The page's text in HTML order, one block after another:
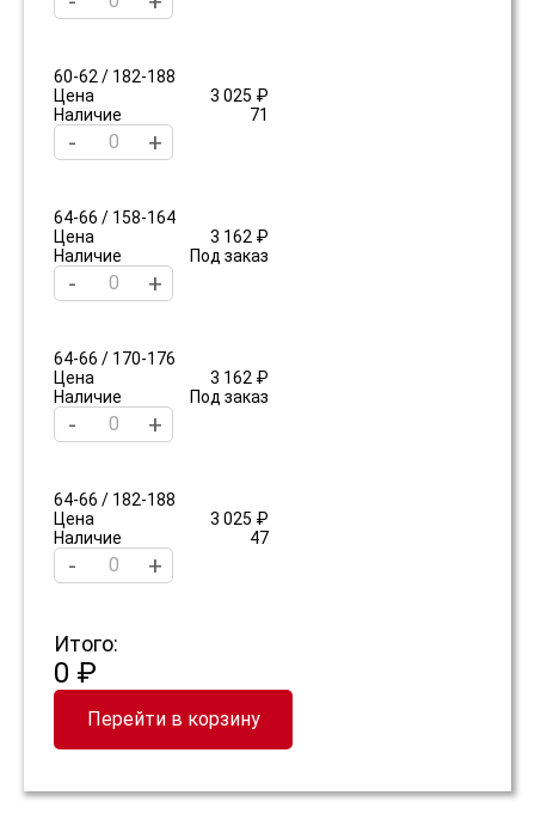
60-62 / 182-188
Цена
3 025 ₽
Наличие
71
- +
64-66 / 158-164
Цена
3 162 ₽
Наличие
Под заказ
- +
64-66 / 170-176
Цена
3 162 ₽
Наличие
Под заказ
- +
64-66 / 182-188
Цена
3 025 ₽
Наличие
47
- +
Итого:
0 ₽
Перейти в корзину